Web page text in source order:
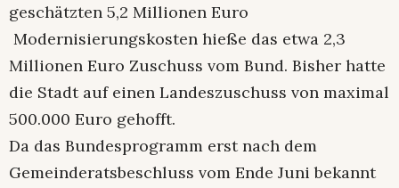
geschätzten 5,2 Millionen Euro
Modernisierungskosten hieße das etwa 2,3
Millionen Euro Zuschuss vom Bund. Bisher hatte
die Stadt auf einen Landeszuschuss von maximal
500.000 Euro gehofft.
Da das Bundesprogramm erst nach dem
Gemeinderatsbeschluss vom Ende Juni bekannt